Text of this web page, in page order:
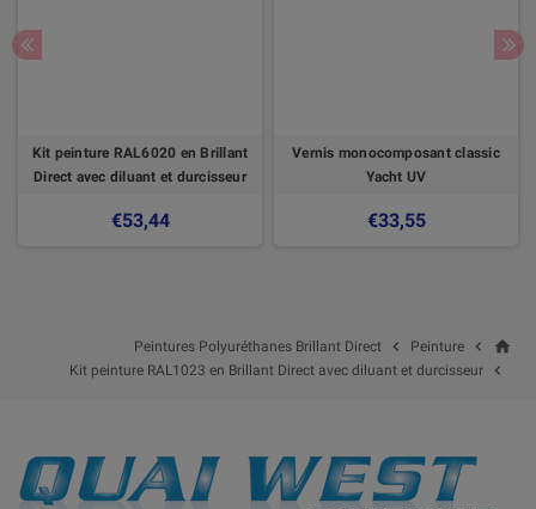
Kit peinture RAL6020 en Brillant
Direct avec diluant et durcisseur
€53,44
Vernis monocomposant classic
Yacht UV
€33,55
home

Peinture

Peintures Polyuréthanes Brillant Direct

Kit peinture RAL1023 en Brillant Direct avec diluant et durcisseur